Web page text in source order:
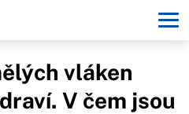
vláken
V čem jsou